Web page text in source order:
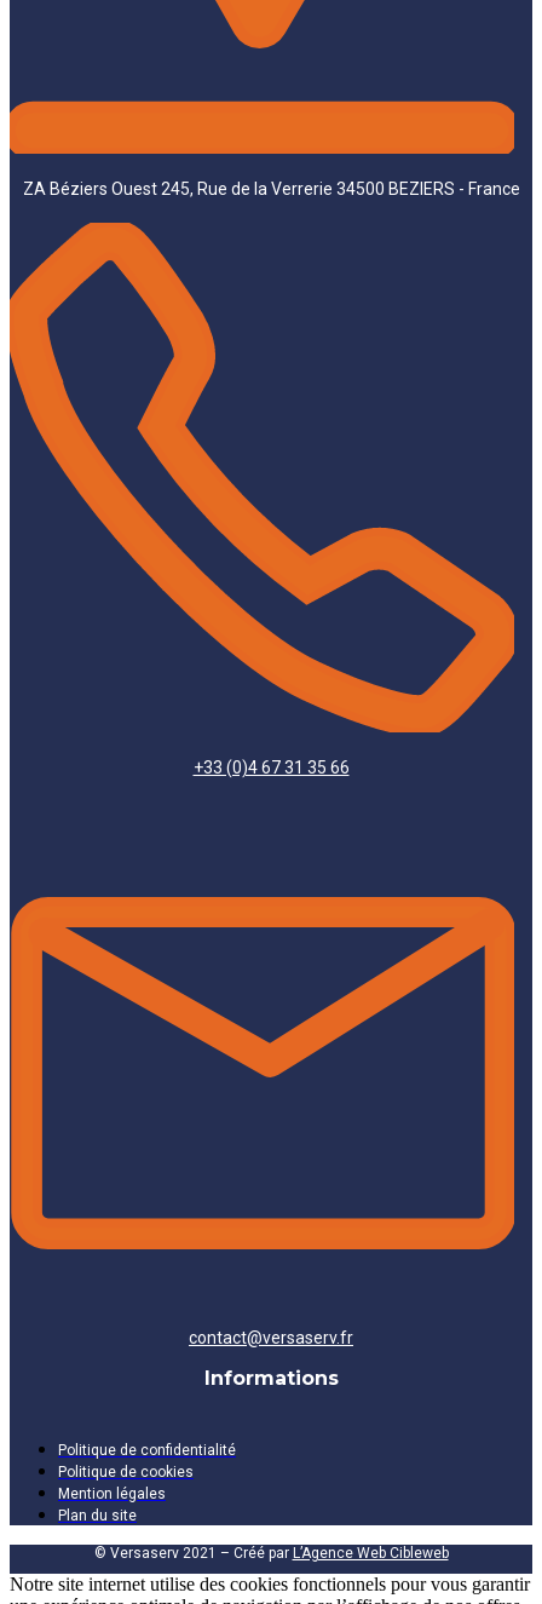
ZA Béziers Ouest 245, Rue de la Verrerie 34500 BEZIERS - France
+33 (0)4 67 31 35 66
contact@versaserv.fr
Informations
Politique de confidentialité
Politique de cookies
Mention légales
Plan du site
© Versaserv 2021 – Créé par L’Agence Web Cibleweb
Notre site internet utilise des cookies fonctionnels pour vous garantir